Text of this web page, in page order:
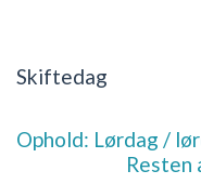
Skiftedag
Ophold: Lørdag /
Resten